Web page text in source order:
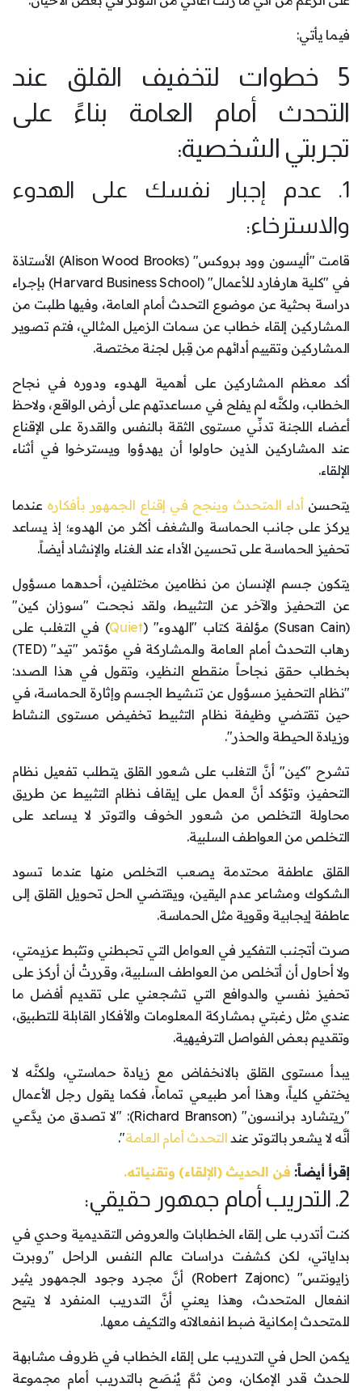
فيما يأتي:
5 خطوات لتخفيف القلق عند
التحدث أمام العامة بناءً على
تجربتي الشخصية:
1. عدم إجبار نفسك على الهدوء
والاسترخاء:
قامت "أليسون وود بروكس" (Alison Wood Brooks) الأستاذة
في "كلية هارفارد للأعمال" (Harvard Business School) بإجراء
دراسة بحثية عن موضوع التحدث أمام العامة، وفيها طلبت من
المشاركين إلقاء خطاب عن سمات الزميل المثالي، فتم تصوير
المشاركين وتقييم أدائهم من قِبل لجنة مختصة.
أكد معظم المشاركين على أهمية الهدوء ودوره في نجاح
الخطاب، ولكنَّه لم يفلح في مساعدتهم على أرض الواقع، ولاحظ
أعضاء اللجنة تدنِّي مستوى الثقة بالنفس والقدرة على الإقناع
عند المشاركين الذين حاولوا أن يهدؤوا ويسترخوا في أثناء
الإلقاء.
يتحسن أداء المتحدث وينجح في إقناع الجمهور بأفكاره عندما
يركز على جانب الحماسة والشغف أكثر من الهدوء؛ إذ يساعد
تحفيز الحماسة على تحسين الأداء عند الغناء والإنشاد أيضاً.
يتكون جسم الإنسان من نظامين مختلفين، أحدهما مسؤول
عن التحفيز والآخر عن التثبيط، ولقد نجحت "سوزان كين"
(Susan Cain) مؤلفة كتاب "الهدوء" (
Quiet) في التغلب على
رهاب التحدث أمام العامة والمشاركة في مؤتمر "تيد" (TED)
بخطاب حقق نجاحاً منقطع النظير، وتقول في هذا الصدد:
"نظام التحفيز مسؤول عن تنشيط الجسم وإثارة الحماسة، في
حين تقتضي وظيفة نظام التثبيط تخفيض مستوى النشاط
وزيادة الحيطة والحذر".
تشرح "كين" أنَّ التغلب على شعور القلق يتطلب تفعيل نظام
التحفيز، وتؤكد أنَّ العمل على إيقاف نظام التثبيط عن طريق
محاولة التخلص من شعور الخوف والتوتر لا يساعد على
التخلص من العواطف السلبية.
القلق عاطفة محتدمة يصعب التخلص منها عندما تسود
الشكوك ومشاعر عدم اليقين، ويقتضي الحل تحويل القلق إلى
عاطفة إيجابية وقوية مثل الحماسة.
صرت أتجنب التفكير في العوامل التي تحبطني وتثبط عزيمتي،
ولا أحاول أن أتخلص من العواطف السلبية، وقررتُ أن أركز على
تحفيز نفسي والدوافع التي تشجعني على تقديم أفضل ما
عندي مثل رغبتي بمشاركة المعلومات والأفكار القابلة للتطبيق،
وتقديم بعض الفواصل الترفيهية.
يبدأ مستوى القلق بالانخفاض مع زيادة حماستي، ولكنَّه لا
يختفي كلياً، وهذا أمر طبيعي تماماً، فكما يقول رجل الأعمال
"ريتشارد برانسون" (Richard Branson): "لا تصدق من يدَّعي
أنَّه لا يشعر بالتوتر عند التحدث أمام العامة".
إقرأ أيضاً: فن الحديث (الإلقاء) وتقنياته.
2. التدريب أمام جمهور حقيقي:
كنت أتدرب على إلقاء الخطابات والعروض التقديمية وحدي في
بداياتي، لكن كشفت دراسات عالم النفس الراحل "روبرت
زايونتس" (Robert Zajonc) أنَّ مجرد وجود الجمهور يثير
انفعال المتحدث، وهذا يعني أنَّ التدريب المنفرد لا يتيح
للمتحدث إمكانية ضبط انفعالاته والتكيف معها.
يكمن الحل في التدريب على إلقاء الخطاب في ظروف مشابهة
للحدث قدر الإمكان، ومن ثمَّ يُنصَح بالتدريب أمام مجموعة